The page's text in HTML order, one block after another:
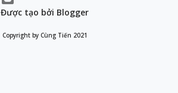
Được tạo bởi Blogger
Copyright by Cùng Tiến 2021